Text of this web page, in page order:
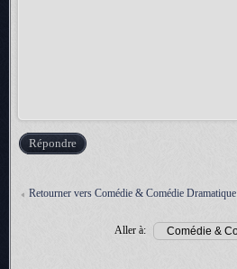
Répondre
Retourner vers Comédie & Comédie Dramatique
Aller à: